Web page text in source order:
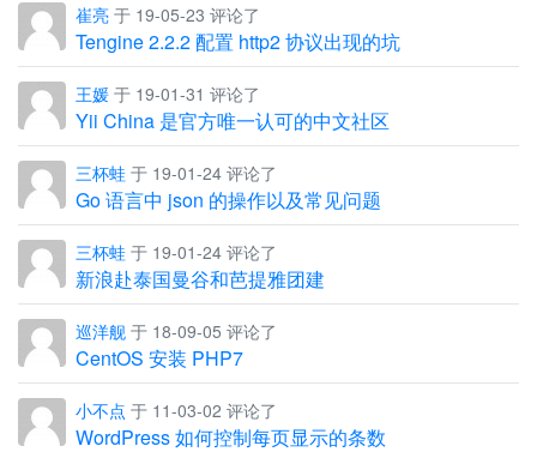
崔亮 于 19-05-23 评论了
Tengine 2.2.2 配置 http2 协议出现的坑
王媛 于 19-01-31 评论了
Yii China 是官方唯一认可的中文社区
三杯蛙 于 19-01-24 评论了
Go 语言中 json 的操作以及常见问题
三杯蛙 于 19-01-24 评论了
新浪赴泰国曼谷和芭提雅团建
巡洋舰 于 18-09-05 评论了
CentOS 安装 PHP7
小不点 于 11-03-02 评论了
WordPress 如何控制每页显示的条数